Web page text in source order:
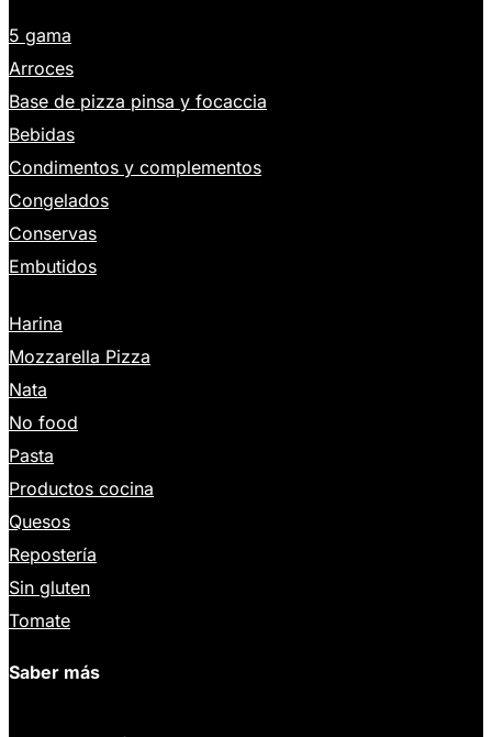
5 gama
Arroces
Base de pizza pinsa y focaccia
Bebidas
Condimentos y complementos
Congelados
Conservas
Embutidos
Harina
Mozzarella Pizza
Nata
No food
Pasta
Productos cocina
Quesos
Repostería
Sin gluten
Tomate
Saber más